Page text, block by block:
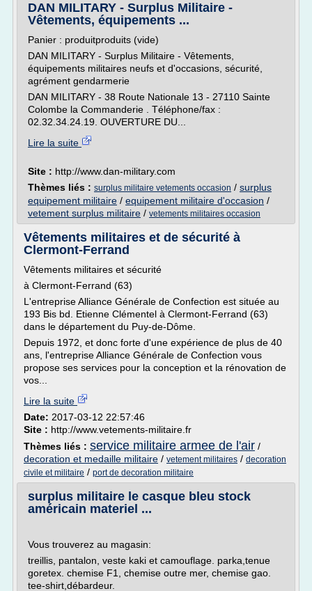
DAN MILITARY - Surplus Militaire -
Vêtements, équipements ...
Panier : produitproduits (vide)
DAN MILITARY - Surplus Militaire - Vêtements,
équipements militaires neufs et d'occasions, sécurité,
agrément gendarmerie
DAN MILITARY - 38 Route Nationale 13 - 27110 Sainte
Colombe la Commanderie . Téléphone/fax :
02.32.34.24.19. OUVERTURE DU...
Lire la suite
Site : http://www.dan-military.com
Thèmes liés : surplus militaire vetements occasion / surplus
equipement militaire / equipement militaire d'occasion /
vetement surplus militaire / vetements militaires occasion
Vêtements militaires et de sécurité à
Clermont-Ferrand
Vêtements militaires et sécurité
à Clermont-Ferrand (63)
L'entreprise Alliance Générale de Confection est située au
193 Bis bd. Etienne Clémentel à Clermont-Ferrand (63)
dans le département du Puy-de-Dôme.
Depuis 1972, et donc forte d'une expérience de plus de 40
ans, l'entreprise Alliance Générale de Confection vous
propose ses services pour la conception et la rénovation de
vos...
Lire la suite
Date: 2017-03-12 22:57:46
Site : http://www.vetements-militaire.fr
Thèmes liés : service militaire armee de l'air /
decoration et medaille militaire / vetement militaires / decoration
civile et militaire / port de decoration militaire
surplus militaire le casque bleu stock
américain materiel ...
Vous trouverez au magasin:
treillis, pantalon, veste kaki et camouflage. parka,tenue
goretex. chemise F1, chemise outre mer, chemise gao.
tee-shirt,débardeur.